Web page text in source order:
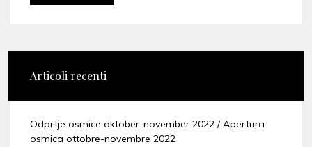
Articoli recenti
Odprtje osmice oktober-november 2022 / Apertura
osmica ottobre-novembre 2022